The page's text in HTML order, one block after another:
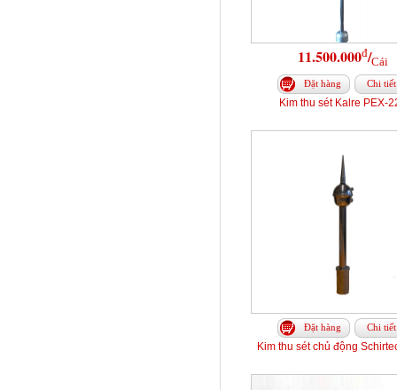
11.500.000đ/Cái
Đặt hàng Chi tiết
Kim thu sét Kalre PEX-
Đặt hàng Chi tiết
Kim thu sét chủ động